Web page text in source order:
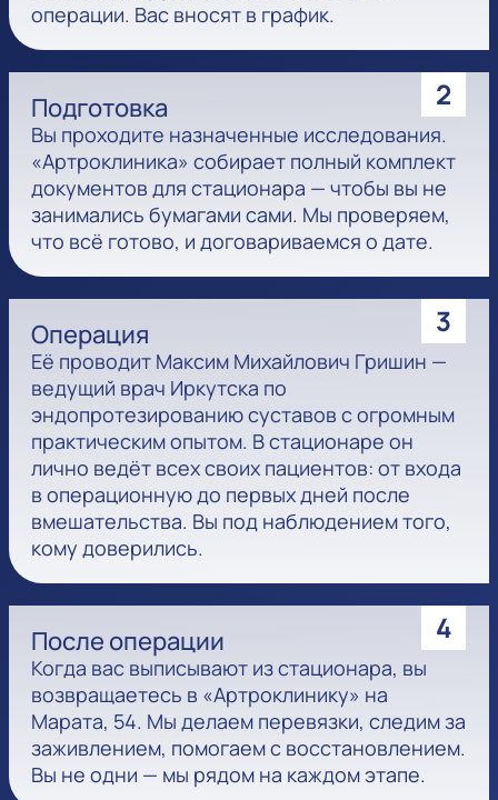
операции. Вас вносят в график.
2
Подготовка
Вы проходите назначенные исследования.
«Артроклиника» собирает полный комплект
документов для стационара — чтобы вы не
занимались бумагами сами. Мы проверяем,
что всё готово, и договариваемся о дате.
3
Операция
Её проводит Максим Михайлович Гришин —
ведущий врач Иркутска по
эндопротезированию суставов с огромным
практическим опытом. В стационаре он
лично ведёт всех своих пациентов: от входа
в операционную до первых дней после
вмешательства. Вы под наблюдением того,
кому доверились.
4
После операции
Когда вас выписывают из стационара, вы
возвращаетесь в «Артроклинику» на
Марата, 54. Мы делаем перевязки, следим за
заживлением, помогаем с восстановлением.
Вы не одни — мы рядом на каждом этапе.